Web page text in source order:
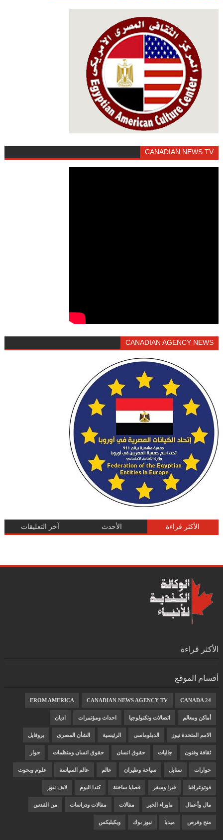
CANADIAN NEWS TV
CANADIAN AGENCY NEWS
الأكثر قراءة الأحدث آخر التعليقات
الأكثر قراءة
أقسام الموقع
CANADA 24
CANADIAN NEWS AGENCY TV
FROM AMERICA
أماكن ومعالم اتصالات وتكنولوجيا احداث ومؤتمرات اديان
الامم المتحدة نيوز الدبلوماسى الرئيسية الشأن المصرى بروفايل
ثقافة وفنون جاليات حقوق انسان حقوق انسان ومنظمات حوار
حوارات ستايل سياحة وطيران عالم عالم السياسة علوم وبحوث
فوتوغرافيا فيزا وسفر قضايا ساخنة كندا اليوم لايف نيوز
مال وأعمال ماوراء الخبر مقالات مقالات ودراسات من القدس
منح وفرص ميديا نيوز بوك ويكيليكس